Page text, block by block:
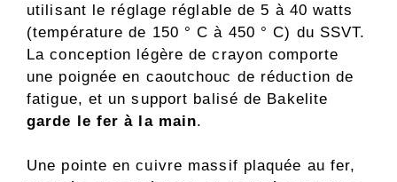
utilisant le réglage réglable de 5 à 40 watts
(température de 150 ° C à 450 ° C) du SSVT.
La conception légère de crayon comporte
une poignée en caoutchouc de réduction de
fatigue, et un support balisé de Bakelite
garde le fer à la main.
Une pointe en cuivre massif plaquée au fer,